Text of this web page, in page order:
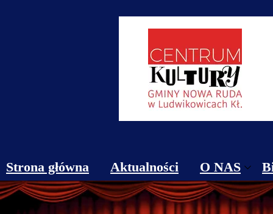
Strona główna Aktualności O NAS
Obiekty